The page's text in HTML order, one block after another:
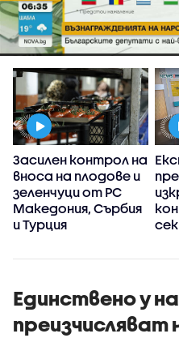
Засилен контрол на
вноса на плодове и
зеленчуци от РС
Македония, Сърбия
и Турция
Единствено у
преизчисляват